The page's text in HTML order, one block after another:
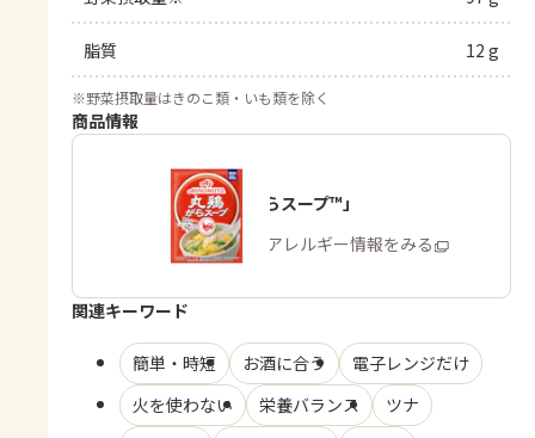
脂質 12 g
※野菜摂取量はきのこ類・いも類を除く
商品情報
「丸鶏がらスープ™」
商品・アレルギー情報をみる
関連キーワード
簡単・時短 お酒に合う
電子レンジだけ
火を使わない
栄養バランス
ツナ